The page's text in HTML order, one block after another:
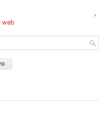
›
web